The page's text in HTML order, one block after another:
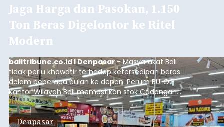
Jaga Harga dan Pasokan, 1.150
Ton Beras Digelontor ke Ritel
Modern
balitribune.co.id I Denpasar- Masyarakat Bali
tidak perlu khawatir terhadap ketersediaan beras
dalam beberapa bulan ke depan. Perum BULOG
Kantor Wilayah Bali memastikan stok Cadangan
Beras Pemerintah (CBP) masih dalam kondisi
aman, bahkan diproyeksikan mampu memenuhi
kebutuhan masyarakat hingga sekitar 10 bulan.
Denpasar